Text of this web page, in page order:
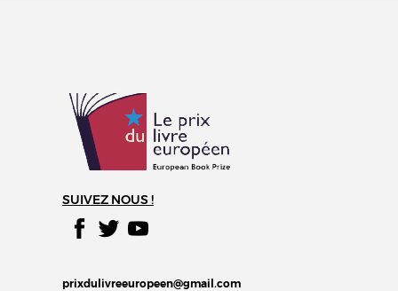
SUIVEZ NOUS !
prixdulivreeuropeen@gmail.com